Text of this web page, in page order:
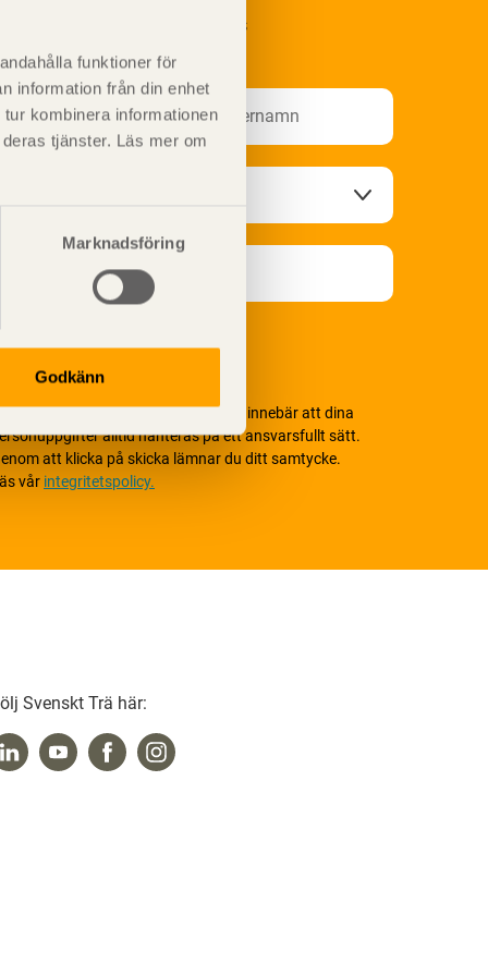
funktioner för
information från din enhet
kombinera informationen
tjänster. Läs mer om
Marknadsföring
Godkänn
på Svenskt Träs
värnar om personlig integritet vilket innebär att dina
alltid hanteras på ett ansvarsfullt sätt.
att klicka på skicka lämnar du ditt samtycke.
vår integritetspolicy.
Svenskt Trä här: